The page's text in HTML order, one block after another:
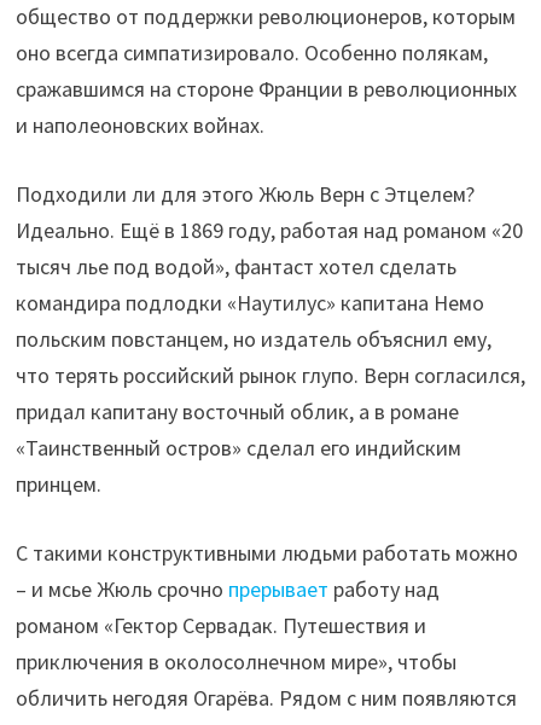
общество от поддержки революционеров, которым
оно всегда симпатизировало. Особенно полякам,
сражавшимся на стороне Франции в революционных
и наполеоновских войнах.
Подходили ли для этого Жюль Верн с Этцелем?
Идеально. Ещё в 1869 году, работая над романом «20
тысяч лье под водой», фантаст хотел сделать
командира подлодки «Наутилус» капитана Немо
польским повстанцем, но издатель объяснил ему,
что терять российский рынок глупо. Верн согласился,
придал капитану восточный облик, а в романе
«Таинственный остров» сделал его индийским
принцем.
С такими конструктивными людьми работать можно
– и мсье Жюль срочно прерывает работу над
романом «Гектор Сервадак. Путешествия и
приключения в околосолнечном мире», чтобы
обличить негодяя Огарёва. Рядом с ним появляются